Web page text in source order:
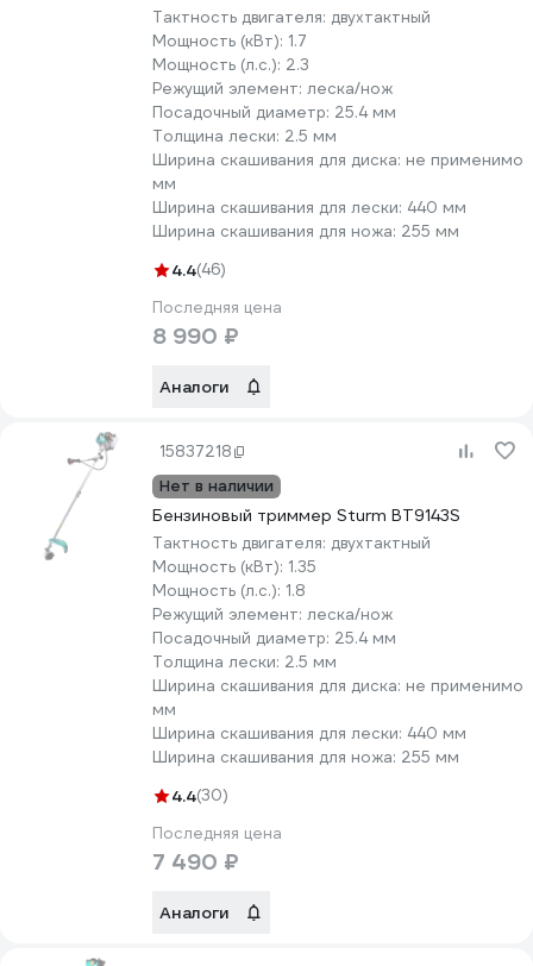
Тактность двигателя: двухтактный
Мощность (кВт): 1.7
Мощность (л.с.): 2.3
Режущий элемент: леска/нож
Посадочный диаметр: 25.4 мм
Толщина лески: 2.5 мм
Ширина скашивания для диска: не применимо
мм
Ширина скашивания для лески: 440 мм
Ширина скашивания для ножа: 255 мм
4.4(46)
Последняя цена
8 990 ₽
Аналоги
15837218
Нет в наличии
Бензиновый триммер Sturm BT9143S
Тактность двигателя: двухтактный
Мощность (кВт): 1.35
Мощность (л.с.): 1.8
Режущий элемент: леска/нож
Посадочный диаметр: 25.4 мм
Толщина лески: 2.5 мм
Ширина скашивания для диска: не применимо
мм
Ширина скашивания для лески: 440 мм
Ширина скашивания для ножа: 255 мм
4.4(30)
Последняя цена
7 490 ₽
Аналоги